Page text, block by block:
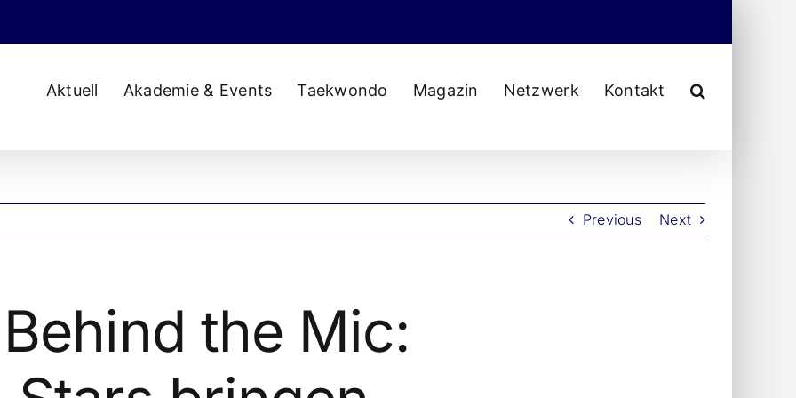
Aktuell Akademie & Events Taekwondo Magazin Netzwerk Kontakt
Previous Next
the Mic: